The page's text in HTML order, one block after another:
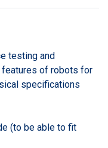
testing and
features of robots for
specifications
(to be able to fit